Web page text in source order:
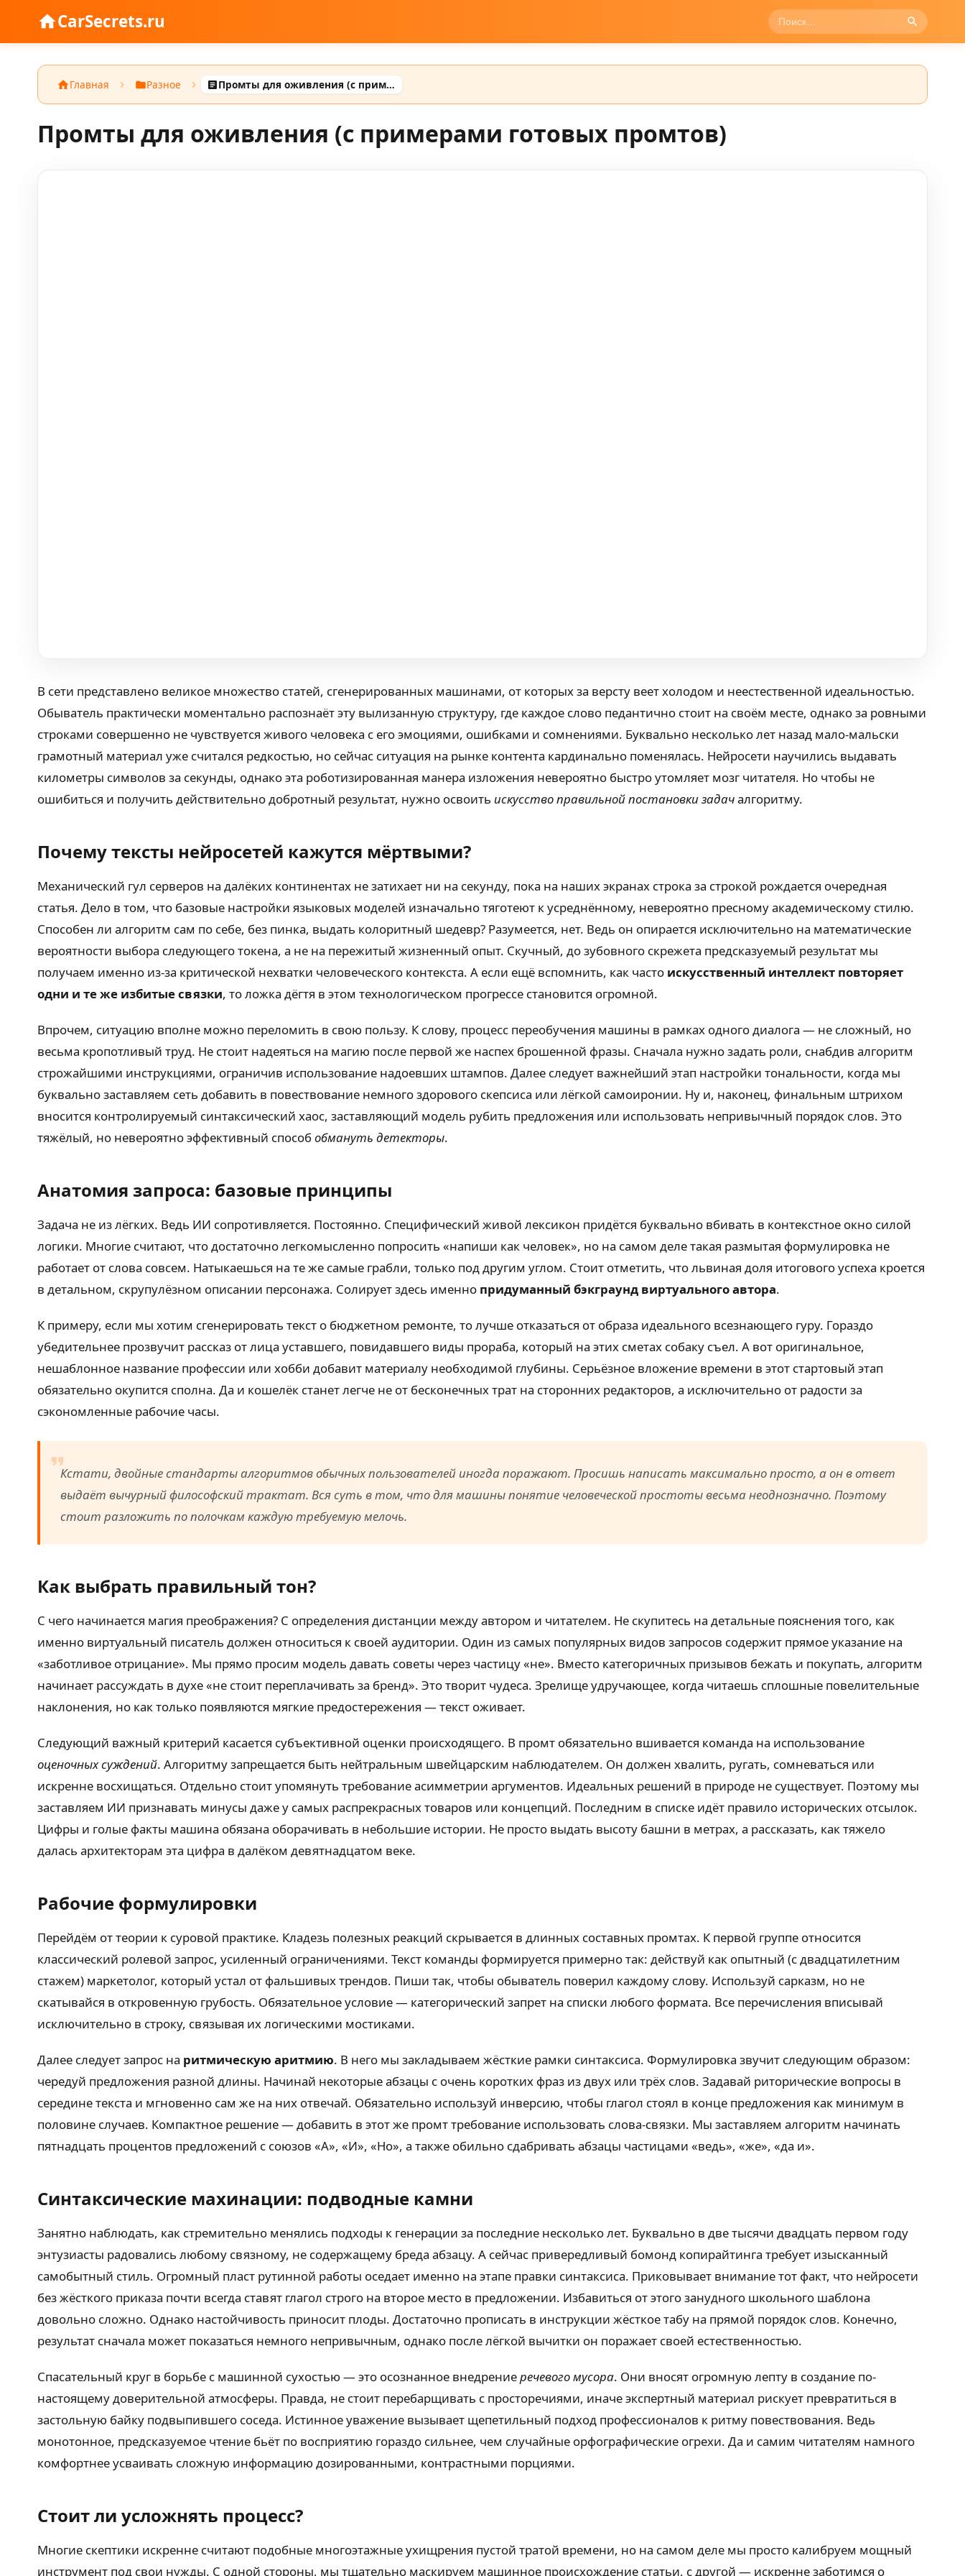
CarSecrets.ru
Главная Разное Промты для оживления (с примерами готовых промтов)
Промты для оживления (с примерами готовых промтов)
В сети представлено великое множество статей, сгенерированных машинами, от которых за версту веет холодом и неестественной идеальностью.
Обыватель практически моментально распознаёт эту вылизанную структуру, где каждое слово педантично стоит на своём месте, однако за ровными
строками совершенно не чувствуется живого человека с его эмоциями, ошибками и сомнениями. Буквально несколько лет назад мало-мальски
грамотный материал уже считался редкостью, но сейчас ситуация на рынке контента кардинально поменялась. Нейросети научились выдавать
километры символов за секунды, однако эта роботизированная манера изложения невероятно быстро утомляет мозг читателя. Но чтобы не
ошибиться и получить действительно добротный результат, нужно освоить искусство правильной постановки задачалгоритму.
Почему тексты нейросетей кажутся мёртвыми?
Механический гул серверов на далёких континентах не затихает ни на секунду, пока на наших экранах строка за строкой рождается очередная
статья. Дело в том, что базовые настройки языковых моделей изначально тяготеют к усреднённому, невероятно пресному академическому стилю.
Способен ли алгоритм сам по себе, без пинка, выдать колоритный шедевр? Разумеется, нет. Ведь он опирается исключительно на математические
вероятности выбора следующего токена, а не на пережитый жизненный опыт. Скучный, до зубовного скрежета предсказуемый результат мы
получаем именно из-за критической нехватки человеческого контекста. А если ещё вспомнить, как часто искусственный интеллект повторяет
одни и те же избитые связки, то ложка дёгтя в этом технологическом прогрессе становится огромной.
Впрочем, ситуацию вполне можно переломить в свою пользу. К слову, процесс переобучения машины в рамках одного диалога — не сложный, но
весьма кропотливый труд. Не стоит надеяться на магию после первой же наспех брошенной фразы. Сначала нужно задать роли, снабдив алгоритм
строжайшими инструкциями, ограничив использование надоевших штампов. Далее следует важнейший этап настройки тональности, когда мы
буквально заставляем сеть добавить в повествование немного здорового скепсиса или лёгкой самоиронии. Ну и, наконец, финальным штрихом
вносится контролируемый синтаксический хаос, заставляющий модель рубить предложения или использовать непривычный порядок слов. Это
тяжёлый, но невероятно эффективный способ обмануть детекторы.
Анатомия запроса: базовые принципы
Задача не из лёгких. Ведь ИИ сопротивляется. Постоянно. Специфический живой лексикон придётся буквально вбивать в контекстное окно силой
логики. Многие считают, что достаточно легкомысленно попросить «напиши как человек», но на самом деле такая размытая формулировка не
работает от слова совсем. Натыкаешься на те же самые грабли, только под другим углом. Стоит отметить, что львиная доля итогового успеха кроется
в детальном, скрупулёзном описании персонажа. Солирует здесь именно придуманный бэкграунд виртуального автора.
К примеру, если мы хотим сгенерировать текст о бюджетном ремонте, то лучше отказаться от образа идеального всезнающего гуру. Гораздо
убедительнее прозвучит рассказ от лица уставшего, повидавшего виды прораба, который на этих сметах собаку съел. А вот оригинальное,
нешаблонное название профессии или хобби добавит материалу необходимой глубины. Серьёзное вложение времени в этот стартовый этап
обязательно окупится сполна. Да и кошелёк станет легче не от бесконечных трат на сторонних редакторов, а исключительно от радости за
сэкономленные рабочие часы.
Кстати, двойные стандарты алгоритмов обычных пользователей иногда поражают. Просишь написать максимально просто, а он в ответ
выдаёт вычурный философский трактат. Вся суть в том, что для машины понятие человеческой простоты весьма неоднозначно. Поэтому
стоит разложить по полочкам каждую требуемую мелочь.
Как выбрать правильный тон?
С чего начинается магия преображения? С определения дистанции между автором и читателем. Не скупитесь на детальные пояснения того, как
именно виртуальный писатель должен относиться к своей аудитории. Один из самых популярных видов запросов содержит прямое указание на
«заботливое отрицание». Мы прямо просим модель давать советы через частицу «не». Вместо категоричных призывов бежать и покупать, алгоритм
начинает рассуждать в духе «не стоит переплачивать за бренд». Это творит чудеса. Зрелище удручающее, когда читаешь сплошные повелительные
наклонения, но как только появляются мягкие предостережения — текст оживает.
Следующий важный критерий касается субъективной оценки происходящего. В промт обязательно вшивается команда на использование
оценочных суждений. Алгоритму запрещается быть нейтральным швейцарским наблюдателем. Он должен хвалить, ругать, сомневаться или
искренне восхищаться. Отдельно стоит упомянуть требование асимметрии аргументов. Идеальных решений в природе не существует. Поэтому мы
заставляем ИИ признавать минусы даже у самых распрекрасных товаров или концепций. Последним в списке идёт правило исторических отсылок.
Цифры и голые факты машина обязана оборачивать в небольшие истории. Не просто выдать высоту башни в метрах, а рассказать, как тяжело
далась архитекторам эта цифра в далёком девятнадцатом веке.
Рабочие формулировки
Перейдём от теории к суровой практике. Кладезь полезных реакций скрывается в длинных составных промтах. К первой группе относится
классический ролевой запрос, усиленный ограничениями. Текст команды формируется примерно так: действуй как опытный (с двадцатилетним
стажем) маркетолог, который устал от фальшивых трендов. Пиши так, чтобы обыватель поверил каждому слову. Используй сарказм, но не
скатывайся в откровенную грубость. Обязательное условие — категорический запрет на списки любого формата. Все перечисления вписывай
исключительно в строку, связывая их логическими мостиками.
Далее следует запрос на ритмическую аритмию. В него мы закладываем жёсткие рамки синтаксиса. Формулировка звучит следующим образом:
чередуй предложения разной длины. Начинай некоторые абзацы с очень коротких фраз из двух или трёх слов. Задавай риторические вопросы в
середине текста и мгновенно сам же на них отвечай. Обязательно используй инверсию, чтобы глагол стоял в конце предложения как минимум в
половине случаев. Компактное решение — добавить в этот же промт требование использовать слова-связки. Мы заставляем алгоритм начинать
пятнадцать процентов предложений с союзов «А», «И», «Но», а также обильно сдабривать абзацы частицами «ведь», «же», «да и».
Синтаксические махинации: подводные камни
Занятно наблюдать, как стремительно менялись подходы к генерации за последние несколько лет. Буквально в две тысячи двадцать первом году
энтузиасты радовались любому связному, не содержащему бреда абзацу. А сейчас привередливый бомонд копирайтинга требует изысканный
самобытный стиль. Огромный пласт рутинной работы оседает именно на этапе правки синтаксиса. Приковывает внимание тот факт, что нейросети
без жёсткого приказа почти всегда ставят глагол строго на второе место в предложении. Избавиться от этого занудного школьного шаблона
довольно сложно. Однако настойчивость приносит плоды. Достаточно прописать в инструкции жёсткое табу на прямой порядок слов. Конечно,
результат сначала может показаться немного непривычным, однако после лёгкой вычитки он поражает своей естественностью.
Спасательный круг в борьбе с машинной сухостью — это осознанное внедрениеречевого мусора. Они вносят огромную лепту в создание по-
настоящему доверительной атмосферы. Правда, не стоит перебарщивать с просторечиями, иначе экспертный материал рискует превратиться в
застольную байку подвыпившего соседа. Истинное уважение вызывает щепетильный подход профессионалов к ритму повествования. Ведь
монотонное, предсказуемое чтение бьёт по восприятию гораздо сильнее, чем случайные орфографические огрехи. Да и самим читателям намного
комфортнее усваивать сложную информацию дозированными, контрастными порциями.
Стоит ли усложнять процесс?
Многие скептики искренне считают подобные многоэтажные ухищрения пустой тратой времени, но на самом деле мы просто калибруем мощный
инструмент под свои нужды. С одной стороны, мы тщательно маскируем машинное происхождение статьи, с другой — искренне заботимся о